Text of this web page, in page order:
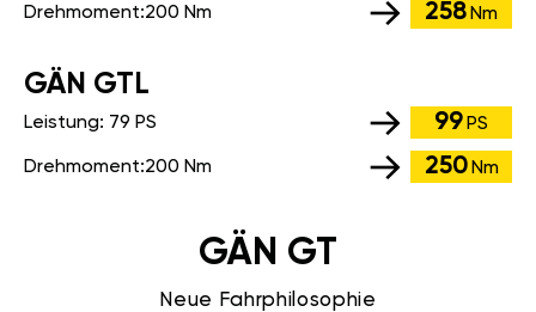
Drehmoment:200 Nm 258 Nm
GÄN GTL
Leistung: 79 PS 99 PS
Drehmoment:200 Nm 250 Nm
GÄN GT
Neue Fahrphilosophie